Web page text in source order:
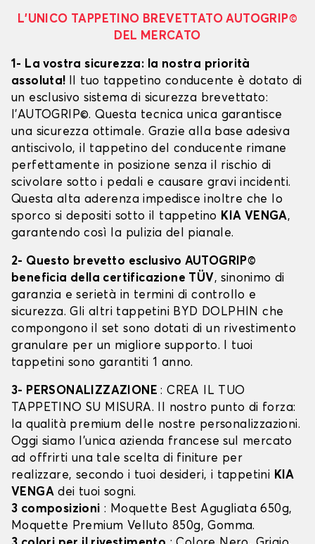
L’UNICO TAPPETINO BREVETTATO AUTOGRIP©
DEL MERCATO
1- La vostra sicurezza: la nostra priorità
assoluta! Il tuo tappetino conducente è dotato di
un esclusivo sistema di sicurezza brevettato:
l’AUTOGRIP©. Questa tecnica unica garantisce
una sicurezza ottimale. Grazie alla base adesiva
antiscivolo, il tappetino del conducente rimane
perfettamente in posizione senza il rischio di
scivolare sotto i pedali e causare gravi incidenti.
Questa alta aderenza impedisce inoltre che lo
sporco si depositi sotto il tappetino KIA VENGA,
garantendo così la pulizia del pianale.
2- Questo brevetto esclusivo AUTOGRIP©
beneficia della certificazione TÜV, sinonimo di
garanzia e serietà in termini di controllo e
sicurezza. Gli altri tappetini BYD DOLPHIN che
compongono il set sono dotati di un rivestimento
granulare per un migliore supporto. I tuoi
tappetini sono garantiti 1 anno.
3- PERSONALIZZAZIONE: CREA IL TUO
TAPPETINO SU MISURA. Il nostro punto di forza:
la qualità premium delle nostre personalizzazioni.
Oggi siamo l’unica azienda francese sul mercato
ad offrirti una tale scelta di finiture per
realizzare, secondo i tuoi desideri, i tappetini KIA
VENGA dei tuoi sogni.
3 composizioni : Moquette Best Agugliata 650g,
Moquette Premium Velluto 850g, Gomma.